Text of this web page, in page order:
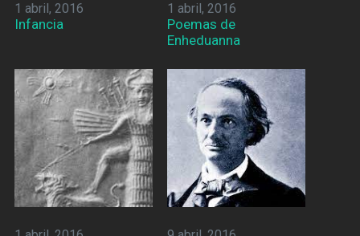
1 abril, 2016
Infancia
1 abril, 2016
Poemas de
Enheduanna